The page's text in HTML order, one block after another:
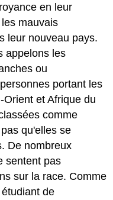
en leur
mauvais
leur nouveau pays.
appelons les
ou
portant les
Orient et Afrique du
comme
qu'elles se
De nombreux
sentent pas
sur la race. Comme
de